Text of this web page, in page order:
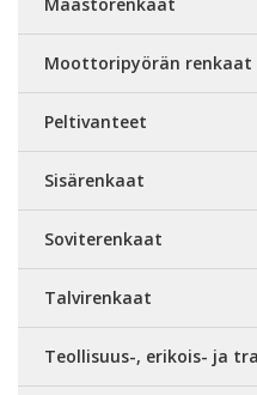
Moottoripyörän renkaat
Peltivanteet
Sisärenkaat
Soviterenkaat
Talvirenkaat
Teollisuus-, erikois- ja